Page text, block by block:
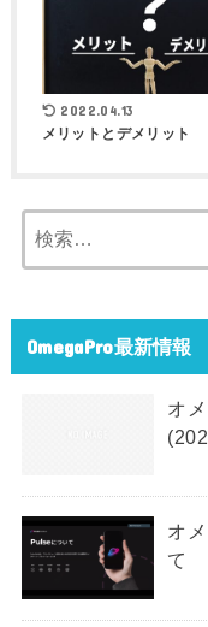
2022.04.13
メリットとデメリット
OmegaPro最新情報
オ
オ
て